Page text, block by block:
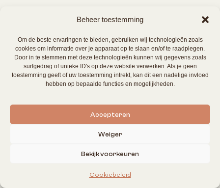
Beheer toestemming
Om de beste ervaringen te bieden, gebruiken wij technologieën zoals
cookies om informatie over je apparaat op te slaan en/of te raadplegen.
Door in te stemmen met deze technologieën kunnen wij gegevens zoals
surfgedrag of unieke ID's op deze website verwerken. Als je geen
toestemming geeft of uw toestemming intrekt, kan dit een nadelige invloed
hebben op bepaalde functies en mogelijkheden.
Accepteren
Weiger
Bekijk voorkeuren
Cookiebeleid